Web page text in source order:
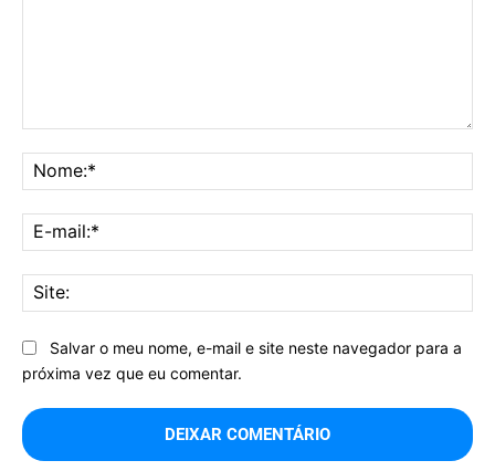
Salvar o meu nome, e-mail e site neste navegador para a
próxima vez que eu comentar.